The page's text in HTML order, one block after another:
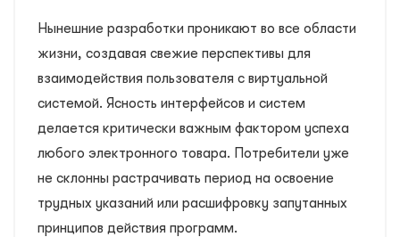
Нынешние разработки проникают во все области
жизни, создавая свежие перспективы для
взаимодействия пользователя с виртуальной
системой. Ясность интерфейсов и систем
делается критически важным фактором успеха
любого электронного товара. Потребители уже
не склонны растрачивать период на освоение
трудных указаний или расшифровку запутанных
принципов действия программ.